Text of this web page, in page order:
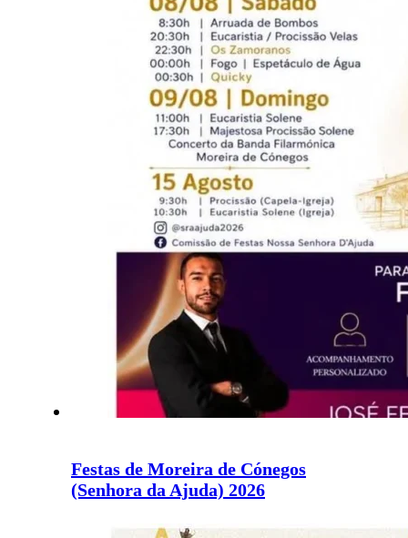
Festas de Moreira de Cónegos
(Senhora da Ajuda) 2026